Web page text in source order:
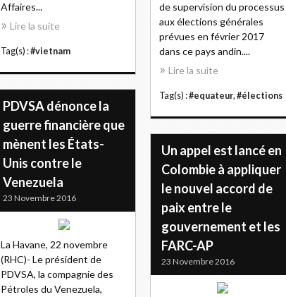
Affaires...
Lire la suite
Tag(s) :#vietnam
de supervision du processus
aux élections générales
prévues en février 2017
dans ce pays andin....
Lire la suite
Tag(s) :#equateur, #élections
PDVSA dénonce la
guerre financière que
mènent les États-
Unis contre le
Venezuela
23 Novembre 2016
La Havane, 22 novembre
(RHC)- Le président de
PDVSA, la compagnie des
Pétroles du Venezuela,
Un appel est lancé en
Colombie à appliquer
le nouvel accord de
paix entre le
gouvernement et les
FARC-AP
23 Novembre 2016